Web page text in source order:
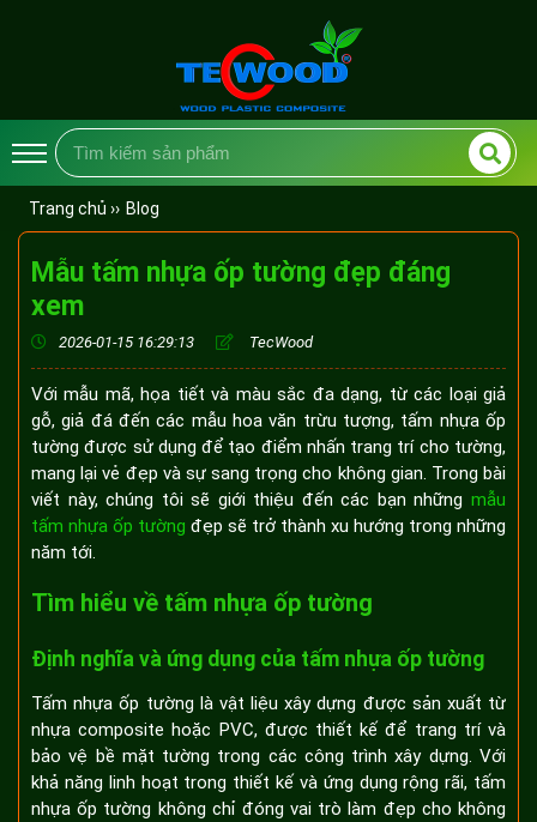
Trang chủ ›› Blog
Mẫu tấm nhựa ốp tường đẹp đáng
xem
2026-01-15 16:29:13 TecWood
Với mẫu mã, họa tiết và màu sắc đa dạng, từ các loại giả
gỗ, giả đá đến các mẫu hoa văn trừu tượng, tấm nhựa ốp
tường được sử dụng để tạo điểm nhấn trang trí cho tường,
mang lại vẻ đẹp và sự sang trọng cho không gian. Trong bài
viết này, chúng tôi sẽ giới thiệu đến các bạn những mẫu
tấm nhựa ốp tường đẹp sẽ trở thành xu hướng trong những
năm tới.
Tìm hiểu về tấm nhựa ốp tường
Định nghĩa và ứng dụng của tấm nhựa ốp tường
Tấm nhựa ốp tường là vật liệu xây dựng được sản xuất từ
nhựa composite hoặc PVC, được thiết kế để trang trí và
bảo vệ bề mặt tường trong các công trình xây dựng. Với
khả năng linh hoạt trong thiết kế và ứng dụng rộng rãi, tấm
nhựa ốp tường không chỉ đóng vai trò làm đẹp cho không